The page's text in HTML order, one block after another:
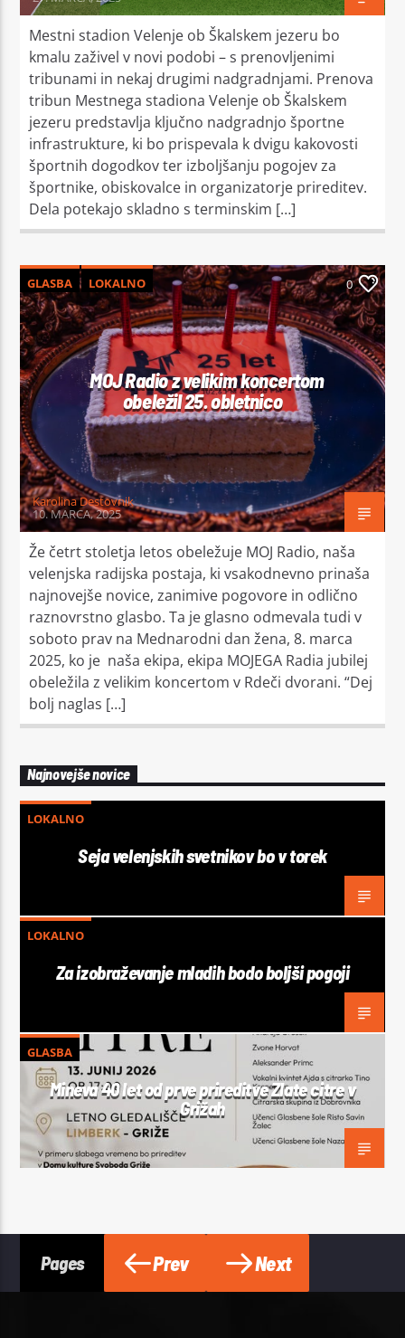
Mestni stadion Velenje ob Škalskem jezeru bo
kmalu zaživel v novi podobi – s prenovljenimi
tribunami in nekaj drugimi nadgradnjami. Prenova
tribun Mestnega stadiona Velenje ob Škalskem
jezeru predstavlja ključno nadgradnjo športne
infrastrukture, ki bo prispevala k dvigu kakovosti
športnih dogodkov ter izboljšanju pogojev za
športnike, obiskovalce in organizatorje prireditev.
Dela potekajo skladno s terminskim […]
GLASBA LOKALNO 0
MOJ Radio z velikim koncertom
obeležil 25. obletnico
Karolina Destovnik
10. MARCA, 2025
Že četrt stoletja letos obeležuje MOJ Radio, naša
velenjska radijska postaja, ki vsakodnevno prinaša
najnovejše novice, zanimive pogovore in odlično
raznovrstno glasbo. Ta je glasno odmevala tudi v
soboto prav na Mednarodni dan žena, 8. marca
2025, ko je naša ekipa, ekipa MOJEGA Radia jubilej
obeležila z velikim koncertom v Rdeči dvorani. “Dej
bolj naglas […]
Najnovejše novice
LOKALNO
Seja velenjskih svetnikov bo v torek
LOKALNO
Za izobraževanje mladih bodo boljši pogoji
GLASBA
Mineva 40 let od prve prireditve Zlate citre v
Grižah
Pages Prev Next